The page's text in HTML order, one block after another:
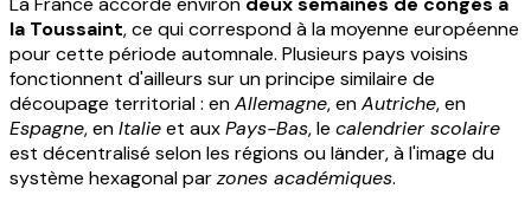
la Toussaint, ce qui correspond à la moyenne européenne
pour cette période automnale. Plusieurs pays voisins
fonctionnent d'ailleurs sur un principe similaire de
découpage territorial : enAllemagne, enAutriche, en
Espagne, enItalieet auxPays-Bas, le calendrier scolaire
est décentralisé selon les régions ou länder, à l'image du
système hexagonal parzones académiques.